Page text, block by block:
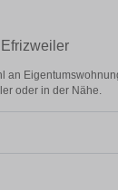
an
oder in der Nähe.